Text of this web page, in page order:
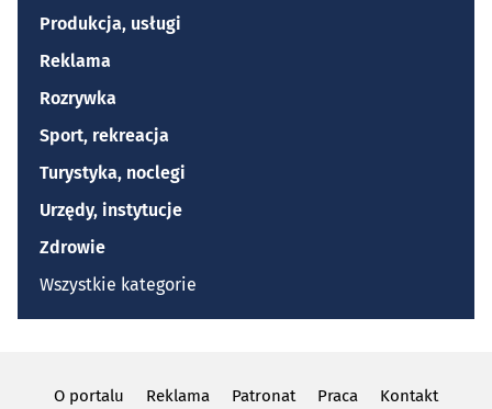
Produkcja, usługi
Reklama
Rozrywka
Sport, rekreacja
Turystyka, noclegi
Urzędy, instytucje
Zdrowie
Wszystkie kategorie
O portalu Reklama Patronat Praca Kontakt